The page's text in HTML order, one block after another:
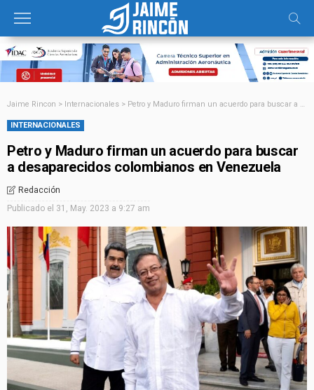
Jaime Rincon > Internacionales > Petro y Maduro firman un acuerdo para buscar a desaparecidos colombianos en Venezuela
INTERNACIONALES
Petro y Maduro firman un acuerdo para buscar
a desaparecidos colombianos en Venezuela
Redacción
Publicado el 31, May. 2023 a 9:27 am